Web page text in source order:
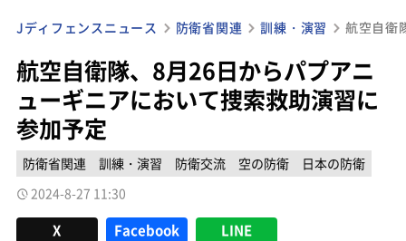
Jディフェンスニュース 防衛省関連 訓練・演習
航空自衛隊、8月26日からパプアニ
ューギニアにおいて捜索救助演習に
参加予定
防衛省関連 訓練・演習 防衛交流 空の防衛
日本の防衛
2024-8-27 11:30
X Facebook LINE